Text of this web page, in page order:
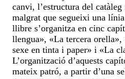
canvi, l’estructura del
malgrat que segueixi una
llibre s’organitza en cinc
llengua», «La tercera
sexe en tinta i paper» i «La
L’organització d’aquests
mateix patró, a partir d’una